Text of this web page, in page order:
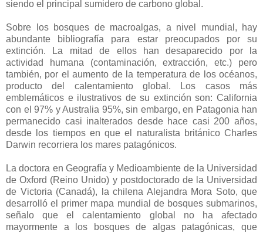
siendo el principal sumidero de carbono global.
Sobre los bosques de macroalgas, a nivel mundial, hay
abundante bibliografía para estar preocupados por su
extinción. La mitad de ellos han desaparecido por la
actividad humana (contaminación, extracción, etc.) pero
también, por el aumento de la temperatura de los océanos,
producto del calentamiento global. Los casos más
emblemáticos e ilustrativos de su extinción son: California
con el 97% y Australia 95%, sin embargo, en Patagonia han
permanecido casi inalterados desde hace casi 200 años,
desde los tiempos en que el naturalista británico Charles
Darwin recorriera los mares patagónicos.
La doctora en Geografía y Medioambiente de la Universidad
de Oxford (Reino Unido) y postdoctorado de la Universidad
de Victoria (Canadá), la chilena Alejandra Mora Soto, que
desarrolló el primer mapa mundial de bosques submarinos,
señalo que el calentamiento global no ha afectado
mayormente a los bosques de algas patagónicas, que